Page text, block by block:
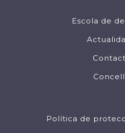
Escola de
Política de